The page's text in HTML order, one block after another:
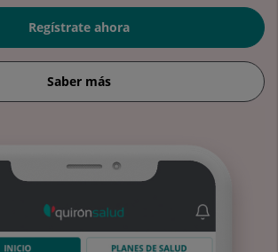
Regístrate ahora
Saber más